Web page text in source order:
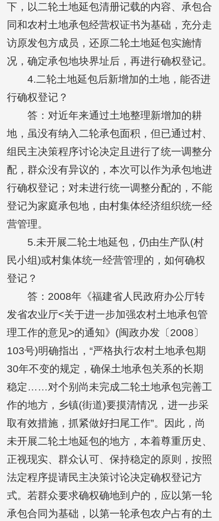
下，以二轮土地延包清册记载的内容、承包合
同和农村土地承包经营权证书为基础，充分走
访原发包方成员，还原二轮土地延包实施情
况，确定承包地块界址后，再进行确权登记。
4.二轮土地延包后新增加的土地，能否进
行确权登记？
答：对近年来通过土地整理新增加的耕
地，虽没有纳入二轮承包面积，但已通过村、
组民主决策程序讨论决定且进行了统一调整分
配，群众没有异议的，本次可以作为承包地进
行确权登记；对未进行统一调整分配的，不能
登记为家庭承包地，由村集体经济组织统一经
营管理。
5.未开展二轮土地延包，仍由生产队(村
民小组)或村集体统一经营管理的，如何确权
登记？
答：2008年《福建省人民政府办公厅转
发省农业厅<关于进一步加强农村土地承包管
理工作的意见>的通知》(闽政办发〔2008〕
103号)明确指出，“严格执行农村土地承包期
30年不变的规定，确保土地承包关系的长期
稳定……对个别尚未完成二轮土地承包完善工
作的地方，乡镇(街道)要摸清情况，进一步采
取有效措施，抓紧做好扫尾工作”。因此，尚
未开展二轮土地延包的地方，本着尊重历史、
正视现实、群众认可、保持稳定的原则，按照
法定程序提请民主决策讨论决定确权登记方
式。若群众要求确权确地到户的，应以第一轮
承包合同为基础，以第一轮承包农户占有的土